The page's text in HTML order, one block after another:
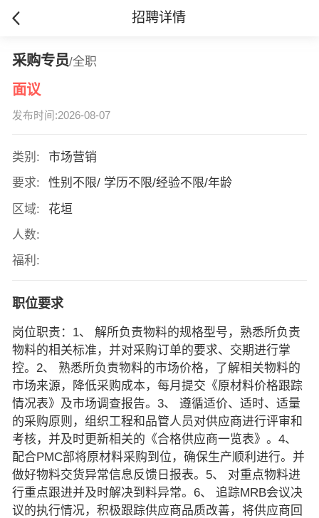
招聘详情
采购专员/全职
面议
发布时间:2026-08-07
类别:
市场营销
要求:
性别不限/ 学历不限/经验不限/年龄
区域:
花垣
人数:
福利:
职位要求
岗位职责：1、 解所负责物料的规格型号，熟悉所负责
物料的相关标准，并对采购订单的要求、交期进行掌
控。2、 熟悉所负责物料的市场价格，了解相关物料的
市场来源，降低采购成本，每月提交《原材料价格跟踪
情况表》及市场调查报告。3、 遵循适价、适时、适量
的采购原则，组织工程和品管人员对供应商进行评审和
考核，并及时更新相关的《合格供应商一览表》。4、
配合PMC部将原材料采购到位，确保生产顺利进行。并
做好物料交货异常信息反馈日报表。5、 对重点物料进
行重点跟进并及时解决到料异常。6、 追踪MRB会议决
议的执行情况，积极跟踪供应商品质改善，将供应商回